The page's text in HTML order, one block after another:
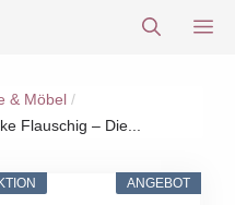
& Möbel /
Flauschig – Die...
ANGEBOT